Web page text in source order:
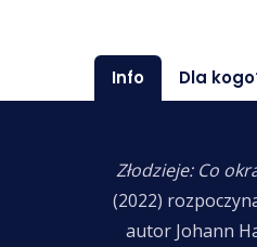
Info Dla
Złodzieje: Co
(2022)
autor Johann